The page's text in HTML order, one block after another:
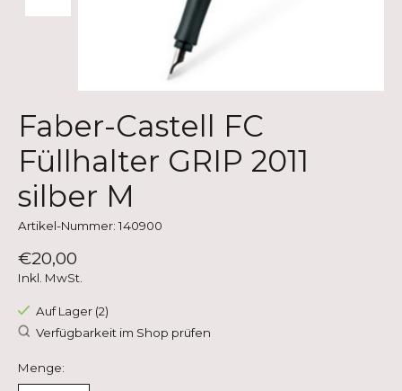
Faber-Castell FC
Füllhalter GRIP 2011
silber M
Artikel-Nummer: 140900
€20,00
Inkl. MwSt.
Auf Lager (2)
Verfügbarkeit im Shop prüfen
Menge: